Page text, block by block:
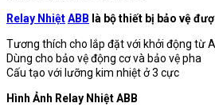
Relay NhiệtABB là bộ thiết bị bảo vệ
Tương thích cho lắp đặt với khởi động từ
Dùng cho bảo vệ động cơ và bảo vệ pha
Cấu tạo với lưỡng kim nhiệt ở 3 cực
Hình Ảnh Relay Nhiệt ABB